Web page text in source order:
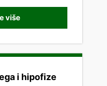
više
i hipofize